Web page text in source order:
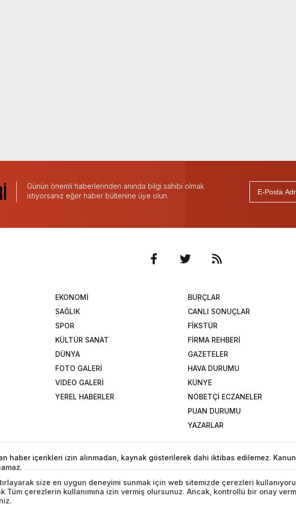
Günün önemli haberlerinden anında bilgi sahibi olmak
istiyorsanız eğer haber bültenine üye olun.
EKONOMİ
SAĞLIK
SPOR
KÜLTÜR SANAT
DÜNYA
FOTO GALERİ
VIDEO GALERİ
YEREL HABERLER
BURÇLAR
CANLI SONUÇLAR
FİKSTÜR
FİRMA REHBERİ
GAZETELER
HAVA DURUMU
KÜNYE
NÖBETÇİ ECZANELER
PUAN DURUMU
YAZARLAR
haber içerikleri izin alınmadan, kaynak gösterilerek dahi iktibas edilemez.
size en uygun deneyimi sunmak için web sitemizde çerezleri
Tüm çerezlerin kullanımına izin vermiş olursunuz. Ancak, kontrollü bir onay